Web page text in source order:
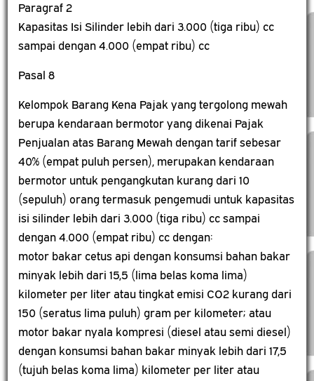
Paragraf 2
Kapasitas Isi Silinder lebih dari 3.000 (tiga ribu) cc
sampai dengan 4.000 (empat ribu) cc
Pasal 8
Kelompok Barang Kena Pajak yang tergolong mewah
berupa kendaraan bermotor yang dikenai Pajak
Penjualan atas Barang Mewah dengan tarif sebesar
40% (empat puluh persen), merupakan kendaraan
bermotor untuk pengangkutan kurang dari 10
(sepuluh) orang termasuk pengemudi untuk kapasitas
isi silinder lebih dari 3.000 (tiga ribu) cc sampai
dengan 4.000 (empat ribu) cc dengan:
motor bakar cetus api dengan konsumsi bahan bakar
minyak lebih dari 15,5 (lima belas koma lima)
kilometer per liter atau tingkat emisi CO2 kurang dari
150 (seratus lima puluh) gram per kilometer; atau
motor bakar nyala kompresi (diesel atau semi diesel)
dengan konsumsi bahan bakar minyak lebih dari 17,5
(tujuh belas koma lima) kilometer per liter atau